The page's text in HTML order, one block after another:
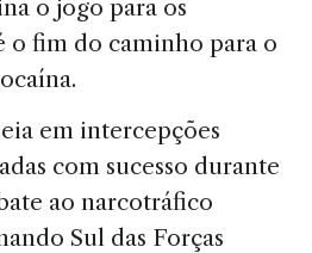
o jogo para os
o fim do caminho para o
em intercepções
com sucesso durante
ao narcotráfico
Sul das Forças